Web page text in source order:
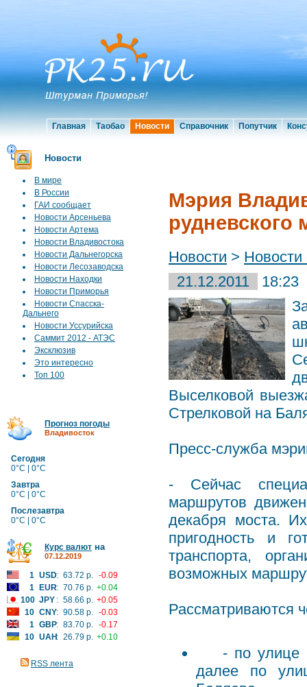
Главная Таобао Новости Справочник Попутчик
Новости
В мире
В России
ГАИ сообщает
Новости Арсеньева
Новости Артема
Новости Владивостока
Новости Дальнегорска
Новости Лесозаводска
Новости Находки
Новости Приморья
Новости Спасска-
Дальнего
Новости Уссурийска
Саммит 2012 - АТЭС
Эксклюзив
Это интересно
Топ 100
Прогноз погоды
Владивосток
Сегодня
0°C | 0°C
Завтра
0°C | 0°C
Послезавтра
0°C | 0°C
Курс валют на
07.12.2019
1 USD: 63.72 р. -0.09
1
EUR: 70.76 р. +0.04
100 JPY : 58.66 р. +0.05
10 CNY: 90.58 р. -0.03
1 GBP: 83.70 р. -0.17
10 UAH: 26.79 р. +0.10
RSS лента
Мэрия
рудневского
Новости > Новости
21.12.2011
18:23
Выселковой
Стрелковой на
Пресс-служба
- Сейчас
маршрутов
декабря моста.
пригодность и
транспорта,
возможных
Рассматриваются
- по улице
далее по